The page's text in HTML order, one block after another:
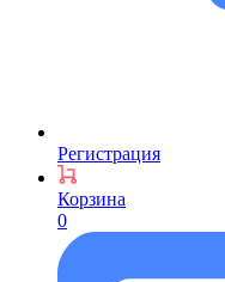
Регистрация
Корзина
0